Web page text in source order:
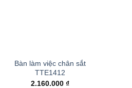
Bàn làm việc chân sắt
TTE1412
2.160.000 ₫